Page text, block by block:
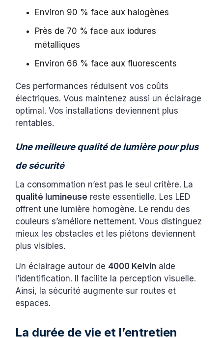
Environ 90 % face aux halogènes
Près de 70 % face aux iodures
métalliques
Environ 66 % face aux fluorescents
Ces performances réduisent vos coûts
électriques. Vous maintenez aussi un éclairage
optimal. Vos installations deviennent plus
rentables.
Une meilleure qualité de lumière pour plus
de sécurité
La consommation n’est pas le seul critère. La
qualité lumineuse reste essentielle. Les LED
offrent une lumière homogène. Le rendu des
couleurs s’améliore nettement. Vous distinguez
mieux les obstacles et les piétons deviennent
plus visibles.
Un éclairage autour de 4000 Kelvin aide
l’identification. Il facilite la perception visuelle.
Ainsi, la sécurité augmente sur routes et
espaces.
La durée de vie et l’entretien